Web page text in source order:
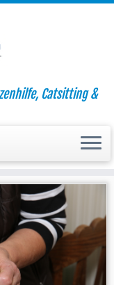
Catsitting &
Oktober 2013